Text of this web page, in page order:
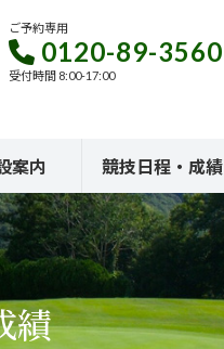
ご予約専用
0120-89-3560
受付時間 8:00-17:00
案内 競技日程・成績
績